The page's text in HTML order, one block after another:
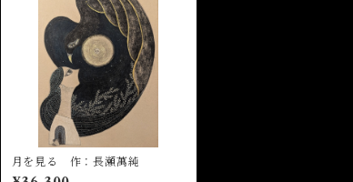
月を見る 作：長瀬萬純